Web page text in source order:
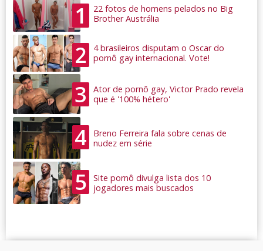
1
22 fotos de homens pelados no Big
Brother Austrália
2
4 brasileiros disputam o Oscar do
pornô gay internacional. Vote!
3
Ator de pornô gay, Victor Prado revela
que é '100% hétero'
4
Breno Ferreira fala sobre cenas de
nudez em série
5
Site pornô divulga lista dos 10
jogadores mais buscados